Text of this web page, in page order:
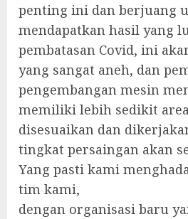
penting ini dan berjuang
mendapatkan hasil yang
pembatasan Covid, ini
yang sangat aneh, dan
pengembangan mesin
memiliki lebih sedikit
disesuaikan dan
tingkat persaingan akan
Yang pasti kami
tim kami,
dengan organisasi baru